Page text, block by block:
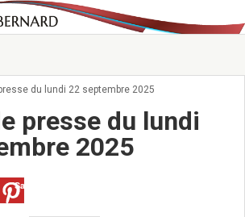
municipaux
2026
du Maire
du lundi 22 septembre 2025
presse du lundi
2025
Save